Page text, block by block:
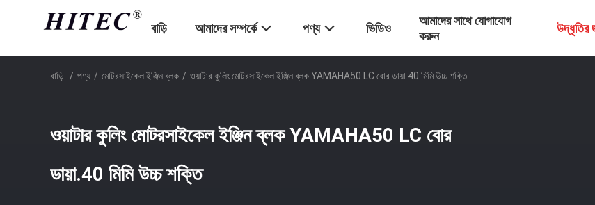
বাড়ি আমাদের সম্পর্কে পণ্য ভিডিও
আমাদের সাথে যোগাযোগ
করুন
উদ্ধৃতির
বাড়ি / পণ্য / মোটরসাইকেল ইঞ্জিন ব্লক / ওয়াটার কুলিং মোটরসাইকেল ইঞ্জিন ব্লক YAMAHA50 LC বোর ডায়া.40 মিমি উচ্চ শক্তি
ওয়াটার কুলিং মোটরসাইকেল ইঞ্জিন ব্লক YAMAHA50 LC বোর
ডায়া.40 মিমি উচ্চ শক্তি